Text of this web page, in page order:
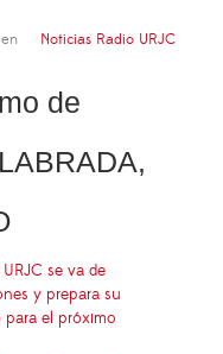
Noticias Radio URJC
de
se va de
y prepara su
para el próximo